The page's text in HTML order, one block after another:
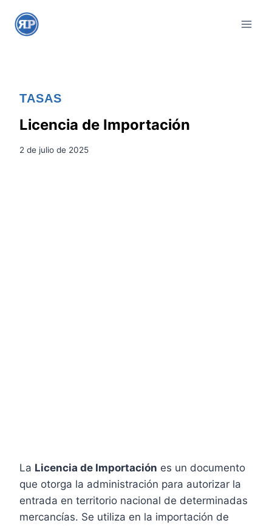
TASAS
Licencia de Importación
2 de julio de 2025
La Licencia de Importación es un documento
que otorga la administración para autorizar la
entrada en territorio nacional de determinadas
mercancías. Se utiliza en la importación de